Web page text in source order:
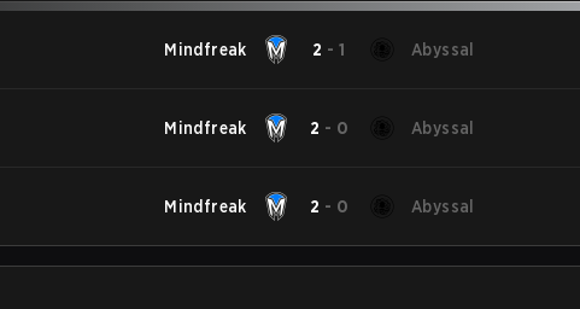
Mindfreak 2 - 1 Abyssal
Mindfreak 2 - 0 Abyssal
Mindfreak 2 - 0 Abyssal